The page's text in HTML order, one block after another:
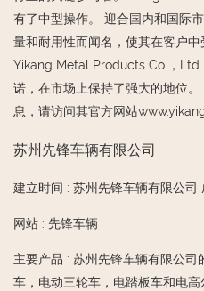
有了中型操作。 迎合国内和国际
量和耐用性而闻名，使其在客户
Yikang Metal Products Co.，
诺，在市场上保持了强大的地位
息，请访问其官方网站
苏州先锋车辆有限公司
建立时间 : 苏州先锋车辆有限公司
网站 : 先锋车辆
主要产品 : 苏州先锋车辆有限公司
车，电动三轮车，电踏板车和电高